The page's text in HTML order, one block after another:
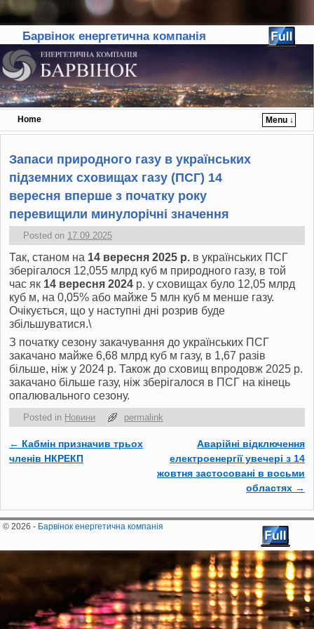
Барвінок енергетична компанія
Home
Menu ↓
Skip to primary content
Skip to secondary content
Запаси природного газу в українських
підземних сховищах газу (ПСГ) 14
вересня вперше з початку року
перевищили минулорічні значення
Posted on 17.09.2025
Так, станом на 14 вересня 2025 р. в українських ПСГ
зберігалося 12,055 млрд куб м природного газу, в той
час як 14 вересня 2024 р. у сховищах було 12,05 млрд
куб м, на 0,05% або майже 5 млн куб м менше газу.
Очікується, що у наступні дні розрив буде
збільшуватися.\
З початку сезону закачування до українських ПСГ
закачано майже 6,68 млрд куб м газу, в 1,67 разів
більше, ніж у 2024 р. Також до сховищ впродовж 2025 р.
закачано більше газу, ніж зберігалося в ПСГ на кінець
опалювального сезону.
Posted in Новини permalink
Post navigation
← Кабмін призначив трьох
членів НКРЕКП
Аварійні відключення
електроенергії увечері з 14
жовтня застосовані в восьми
областях →
© 2026 - Барвінок енергетична компанія